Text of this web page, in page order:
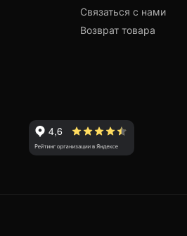
Связаться с нами
Возврат товара